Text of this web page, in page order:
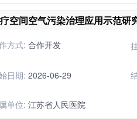
空间空气污染治理应用示范研
方式: 合作开发
日期: 2026-06-29
单位: 江苏省人民医院